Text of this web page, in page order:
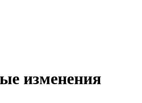
изменения